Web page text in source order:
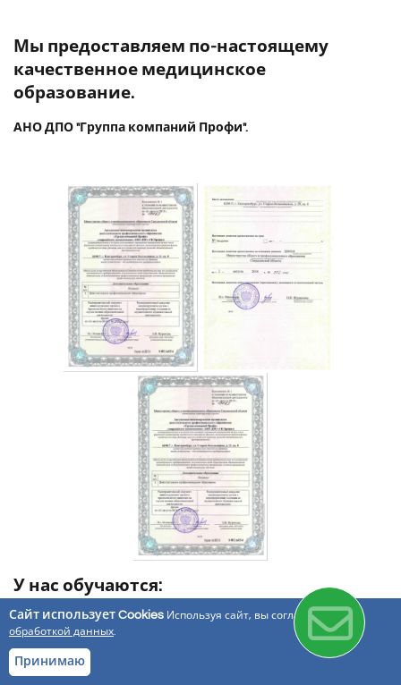
Мы предоставляем по-настоящему
качественное медицинское
образование.
АНО ДПО "Группа компаний Профи".
У нас обучаются:
Сайт использует Cookies Используя сайт, вы соглашаетесь с
обработкой данных.
Принимаю